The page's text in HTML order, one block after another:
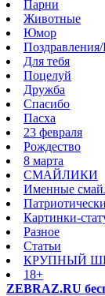
Парни
Животные
Юмор
Для тебя
Поцелуй
Дружба
Спасибо
Пасха
23 февраля
Рождество
8 марта
СМАЙЛИКИ
Именные
Картинки-
Разное
Cтатьи
КРУПНЫЙ
18+
ZEBRAZ.RU